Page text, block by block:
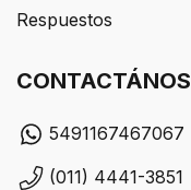
Respuestos
CONTACTÁNOS
5491167467067
(011) 4441-3851